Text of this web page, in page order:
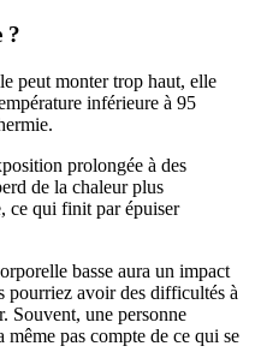
?
peut monter trop haut, elle
inférieure à 95
prolongée à des
de la chaleur plus
ce qui finit par épuiser
basse aura un impact
pourriez avoir des difficultés à
Souvent, une personne
pas compte de ce qui se